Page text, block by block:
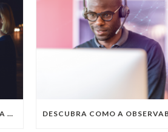
QUAIS SÃO AS TENDÊNCIAS DA TECNOLOGIA DA INFORMAÇÃO PARA 2023?